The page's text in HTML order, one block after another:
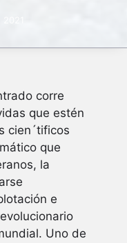
corre
que estén
cien´tificos
que
la
e
Uno de